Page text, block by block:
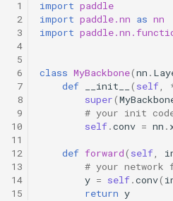
1
2
3
4
5
6
7
8
9
10
11
12
13
14
15
import paddle
import paddle.nn as nn
import
class MyBackbone(nn .
def
__init__ ( self,
super(
# your init
self.conv = nn .
def forward( self,
# your network
y = self.conv(
return y